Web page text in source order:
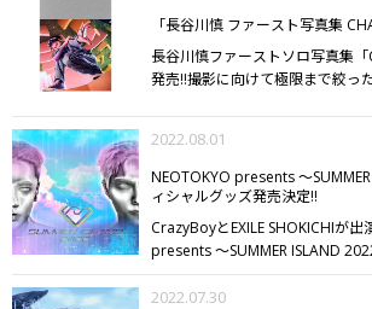
――。ぜひ、チェックしてくださ
サラリーマン・安達（赤楚衛二
も出来る同期・黒沢（町田啓太
重ねたり、社内恋愛も順調な幸
ぶ安達だが、転勤先は遥か
――。転勤話をめぐり、互いを想
ってしまう安達と黒沢。そして、
にふたりは未来について考え始
EXILE TRIBE
田啓太ソロショットポストカー
は数に限りがございます、無くな
「長谷川慎 ファースト写真集
長谷川慎ファーストソロ写真集「
発売!!撮影に向けて極限まで絞っ
物で細身の黒スーツに丸眼鏡姿に
メリカンダイナーでは革ジャン×
決めたり......さらには高級ホテル
ムで映画のワンシーンのような
慎の様々な“キャラクター”を表
ます。EXILE TRIBE STATIONでは
NEOTOKYO presents ～
ィシャルグッズ発売決定!!
2022.08.01
CrazyBoyとEXILE SHOKICHIが
presents ～SUMMER ISLAND
グッズが発売決定!!会場を彩るペ
ISLAND 2022のロゴの入った定番
2022.07.30